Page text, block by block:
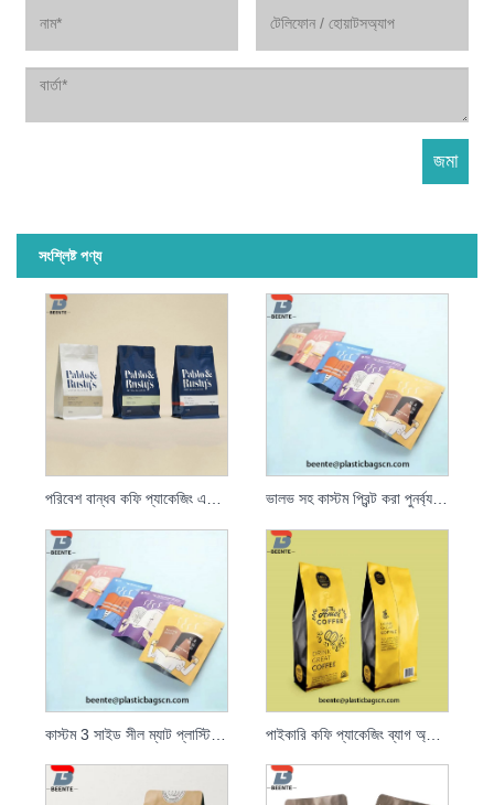
সংশ্লিষ্ট পণ্য
কাস্টম 3 সাইড সীল ম্যাট প্লাস্টিক অ্যালুমিনিয়াম ফয়েল কফি ব্যাগ পাইকারি কফি প্যাকেজিং ব্যাগ অ্যালুমিনিয়াম ফয়েল কফি বিন প্যাকেজিং ব্যাগ